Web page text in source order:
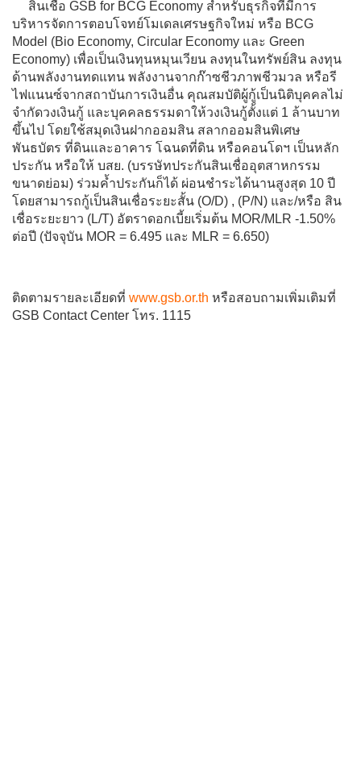
สินเชื่อ GSB for BCG Economy สำหรับธุรกิจที่มีการ
บริหารจัดการตอบโจทย์โมเดลเศรษฐกิจใหม่ หรือ BCG
Model (Bio Economy, Circular Economy และ Green
Economy) เพื่อเป็นเงินทุนหมุนเวียน ลงทุนในทรัพย์สิน ลงทุน
ด้านพลังงานทดแทน พลังงานจากก๊าซชีวภาพชีวมวล หรือรี
ไฟแนนซ์จากสถาบันการเงินอื่น คุณสมบัติผู้กู้เป็นนิติบุคคลไม่
จำกัดวงเงินกู้ และบุคคลธรรมดาให้วงเงินกู้ตั้งแต่ 1 ล้านบาท
ขึ้นไป โดยใช้สมุดเงินฝากออมสิน สลากออมสินพิเศษ
พันธบัตร ที่ดินและอาคาร โฉนดที่ดิน หรือคอนโดฯ เป็นหลัก
ประกัน หรือให้ บสย. (บรรษัทประกันสินเชื่ออุตสาหกรรม
ขนาดย่อม) ร่วมค้ำประกันก็ได้ ผ่อนชำระได้นานสูงสุด 10 ปี
โดยสามารถกู้เป็นสินเชื่อระยะสั้น (O/D) , (P/N) และ/หรือ สิน
เชื่อระยะยาว (L/T) อัตราดอกเบี้ยเริ่มต้น MOR/MLR -1.50%
ต่อปี (ปัจจุบัน MOR = 6.495 และ MLR = 6.650)
ติดตามรายละเอียดที่ www.gsb.or.th หรือสอบถามเพิ่มเติมที่
GSB Contact Center โทร. 1115